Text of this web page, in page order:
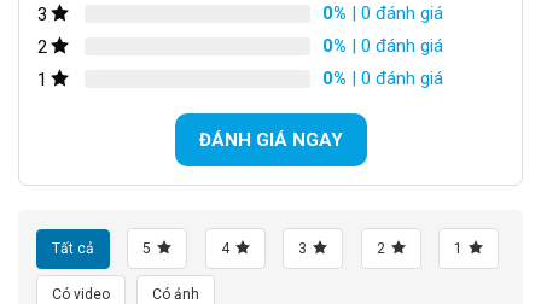
Xe Đạp Trẻ Em Bé Gái Shukyo S1 món quà ý nghĩa cho bé
Khung thép chắc chắn
Xe Đạp Trẻ Em Bé Gái Shukyo S2 14 Inch sử dụng khung hợp
kim thép chắc chắn, đảm bảo độ bền và an toàn cho bé trong
quá trình sử dụng.
3
0% | 0 đánh giá
2
0% | 0 đánh giá
1
0% | 0 đánh giá
ĐÁNH GIÁ NGAY
Tất cả 5 4 3 2 1
Có video Có ảnh